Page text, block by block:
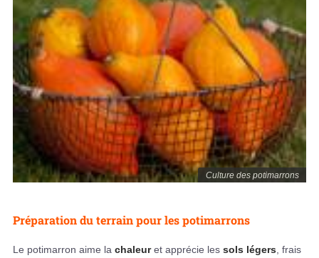
Culture des potimarrons
Préparation du terrain pour les potimarrons
Le potimarron aime la chaleuret apprécie les sols légers , frais